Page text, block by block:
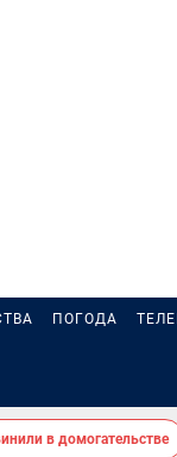
ПОГОДА
в домогательстве